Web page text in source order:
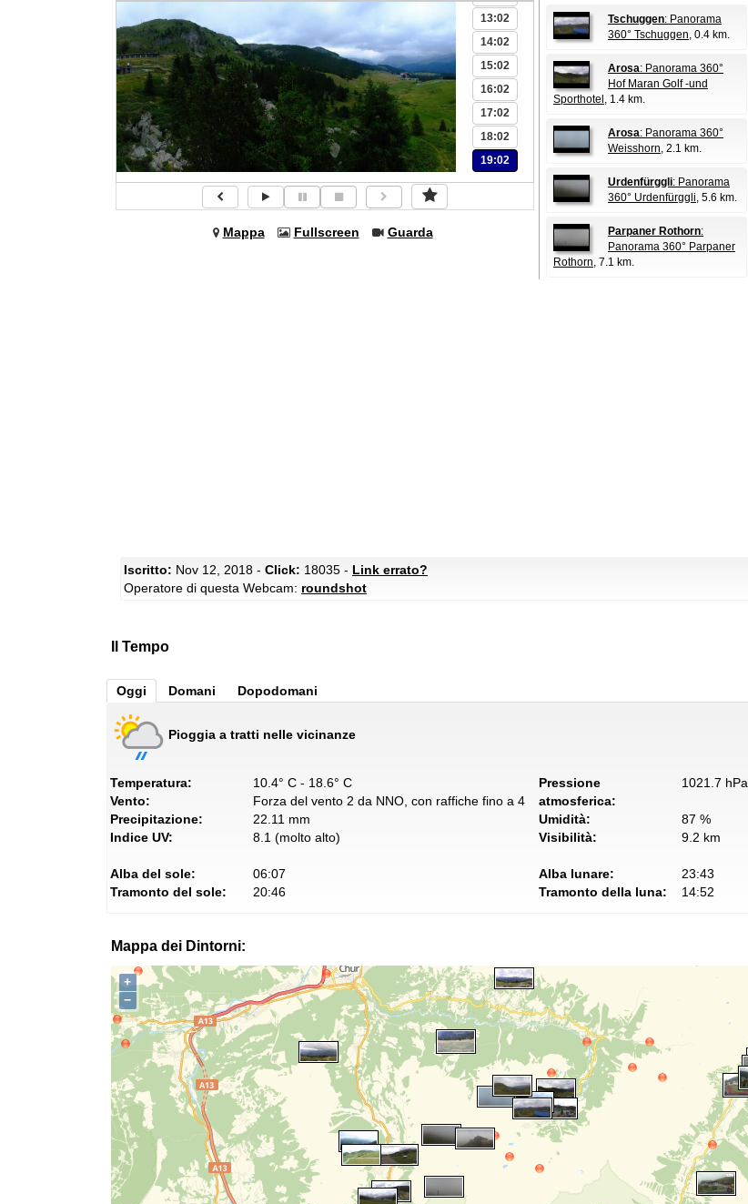
13:02
14:02
15:02
16:02
17:02
18:02
19:02
Mappa Fullscreen Guarda
Tschuggen: Panorama
360° Tschuggen, 0.4 km.
Arosa: Panorama 360°
Hof Maran Golf -und
Sporthotel , 1.4 km.
Arosa: Panorama 360°
Weisshorn, 2.1 km.
Urdenfürggli: Panorama
360° Urdenfürggli, 5.6 km.
Parpaner Rothorn:
Panorama 360° Parpaner
Rothorn, 7.1 km.
Iscritto: Nov 12, 2018 - Click: 18035 - Link errato?
Operatore di questa Webcam: roundshot
Il Tempo
Oggi Domani Dopodomani
Pioggia a tratti nelle vicinanze
Temperatura:
10.4° C - 18.6° C
Vento:
Forza del vento 2 da NNO, con raffiche fino a 4
Precipitazione:
22.11 mm
Indice UV:
8.1 (molto alto)
Pressione
atmosferica:
1021.7 hPa
Umidità:
87 %
Visibilità:
9.2 km
Alba del sole:
06:07
Tramonto del sole:
20:46
Alba lunare:
23:43
Tramonto della luna:
14:52
Mappa dei Dintorni:
+
−